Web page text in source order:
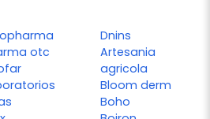
otc
Dnins
Artesania
agricola
Bloom derm
Boho